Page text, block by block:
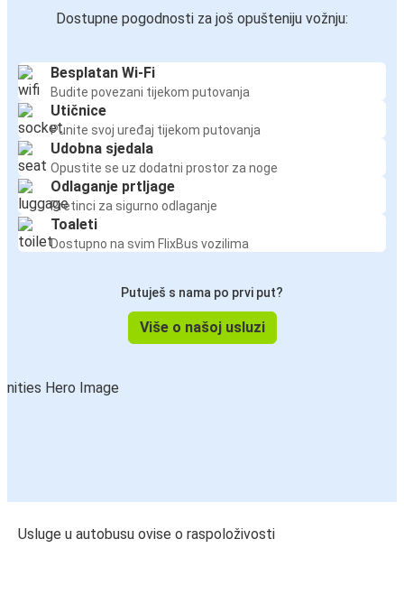
Dostupne pogodnosti za još opušteniju vožnju:
Besplatan Wi-Fi
Budite povezani tijekom putovanja
Utičnice
Punite svoj uređaj tijekom putovanja
Udobna sjedala
Opustite se uz dodatni prostor za noge
Odlaganje prtljage
Pretinci za sigurno odlaganje
Toaleti
Dostupno na svim FlixBus vozilima
Putuješ s nama po prvi put?
Više o našoj usluzi
Usluge u autobusu ovise o raspoloživosti